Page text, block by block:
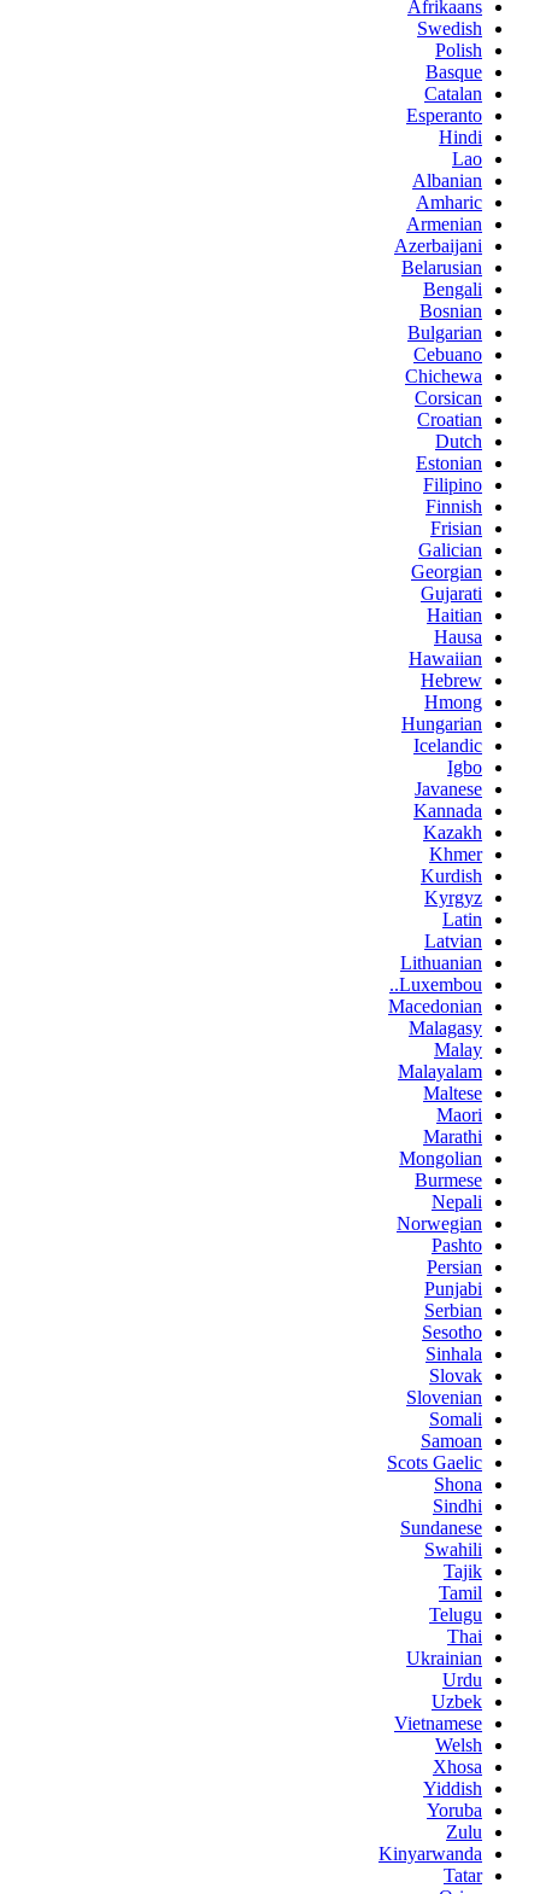
Afrikaans
Swedish
Polish
Basque
Catalan
Esperanto
Hindi
Lao
Albanian
Amharic
Armenian
Azerbaijani
Belarusian
Bengali
Bosnian
Bulgarian
Cebuano
Chichewa
Corsican
Croatian
Dutch
Estonian
Filipino
Finnish
Frisian
Galician
Georgian
Gujarati
Haitian
Hausa
Hawaiian
Hebrew
Hmong
Hungarian
Icelandic
Igbo
Javanese
Kannada
Kazakh
Khmer
Kurdish
Kyrgyz
Latin
Latvian
Lithuanian
Luxembou..
Macedonian
Malagasy
Malay
Malayalam
Maltese
Maori
Marathi
Mongolian
Burmese
Nepali
Norwegian
Pashto
Persian
Punjabi
Serbian
Sesotho
Sinhala
Slovak
Slovenian
Somali
Samoan
Scots Gaelic
Shona
Sindhi
Sundanese
Swahili
Tajik
Tamil
Telugu
Thai
Ukrainian
Urdu
Uzbek
Vietnamese
Welsh
Xhosa
Yiddish
Yoruba
Zulu
Kinyarwanda
Tatar